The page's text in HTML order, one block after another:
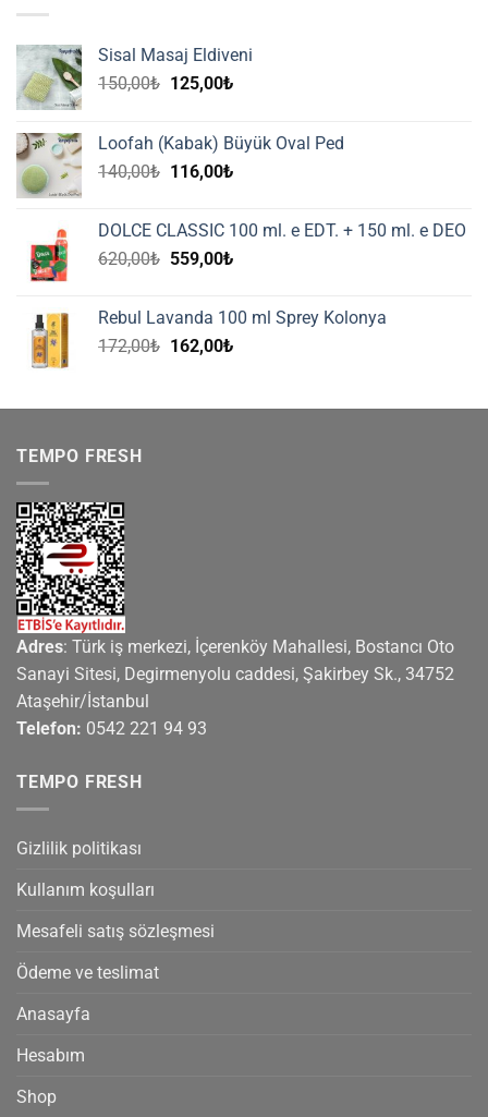
Sisal Masaj Eldiveni
150,00₺ Orijinal
125,00₺Şu
125,00₺.
Loofah (Kabak) Büyük Oval Ped
140,00₺ Orijinal
116,00₺Şu
116,00₺.
DOLCE CLASSIC 100 ml. e EDT. + 150 ml. e DEO
620,00₺ Orijinal
559,00₺Şu
559,00₺.
Rebul Lavanda 100 ml Sprey Kolonya
172,00₺ Orijinal
162,00₺Şu
162,00₺.
TEMPO FRESH
Adres: Türk iş merkezi, İçerenköy Mahallesi, Bostancı Oto
Sanayi Sitesi, Degirmenyolu caddesi, Şakirbey Sk., 34752
Ataşehir/İstanbul
Telefon: 0542 221 94 93
TEMPO FRESH
Gizlilik politikası
Kullanım koşulları
Mesafeli satış sözleşmesi
Ödeme ve teslimat
Anasayfa
Hesabım
Shop